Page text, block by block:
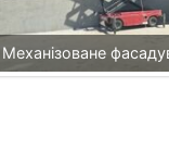
Механізоване